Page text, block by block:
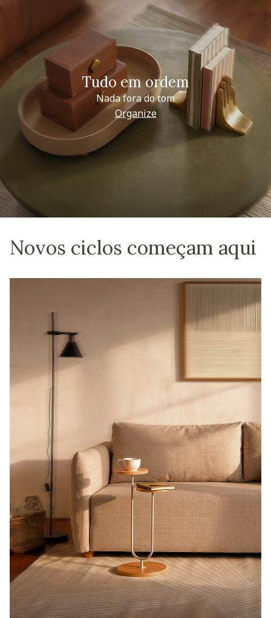
Tudo em ordem
Nada fora do tom
Organize
Novos ciclos começam aqui